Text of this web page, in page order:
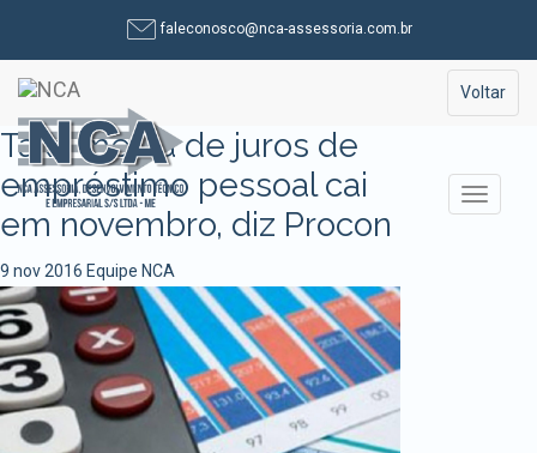
para
o
conteúdo
faleconosco@nca-assessoria.com.br
Toggle
Voltar
Taxa média de juros de
empréstimo pessoal cai
em novembro, diz Procon
9 nov 2016 Equipe NCA